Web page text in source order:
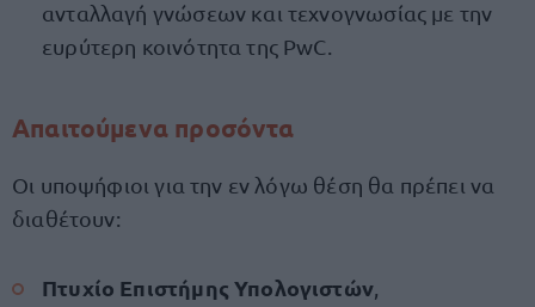
ανταλλαγή γνώσεων και τεχνογνωσίας με την
ευρύτερη κοινότητα της PwC.
Απαιτούμενα προσόντα
Οι υποψήφιοι για την εν λόγω θέση θα πρέπει να
διαθέτουν:
Πτυχίο Επιστήμης Υπολογιστών